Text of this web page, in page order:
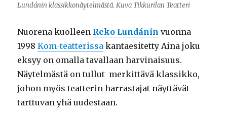
Lundánin klassikkonäytelmästä. Kuva Tikkurilan Teatteri
Nuorena kuolleen Reko Lundánin vuonna
1998Kom-teatterissa kantaesitetty Aina joku
eksyy on omalla tavallaan harvinaisuus.
Näytelmästä on tullut merkittävä klassikko,
johon myös teatterin harrastajat näyttävät
tarttuvan yhä uudestaan.